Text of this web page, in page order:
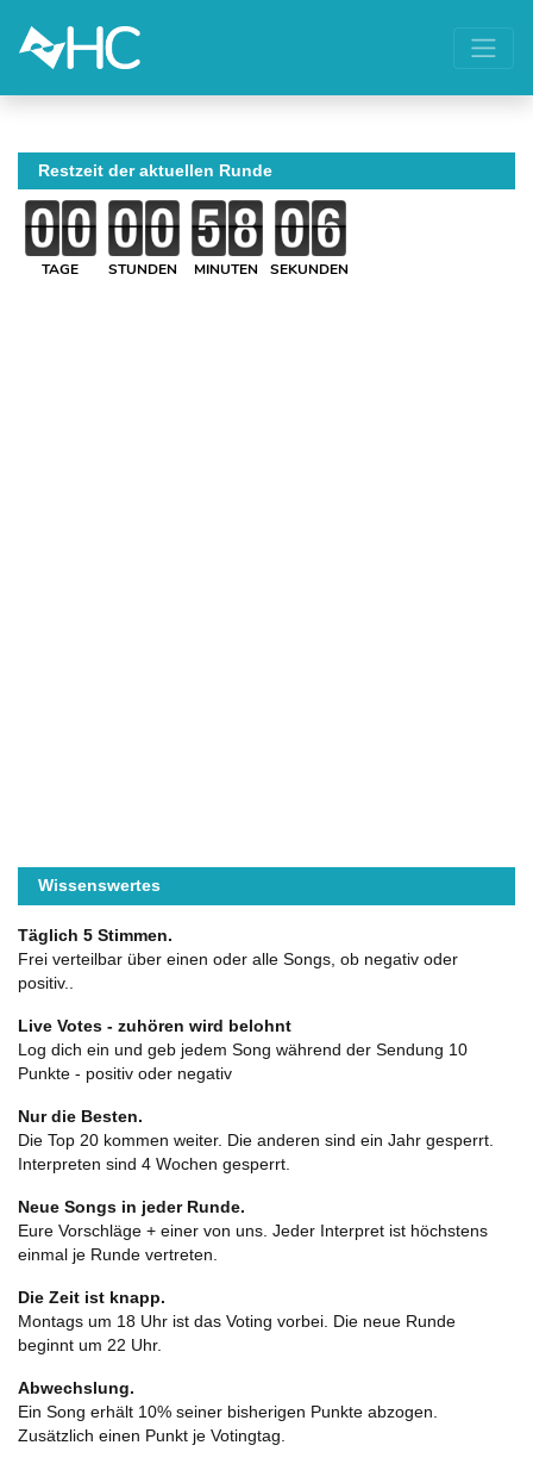
Restzeit der aktuellen Runde
TAGE STUNDEN MINUTEN SEKUNDEN
Wissenswertes
Täglich 5 Stimmen.
Frei verteilbar über einen oder alle Songs, ob negativ oder
positiv..
Live Votes - zuhören wird belohnt
Log dich ein und geb jedem Song während der Sendung 10
Punkte - positiv oder negativ
Nur die Besten.
Die Top 20 kommen weiter. Die anderen sind ein Jahr gesperrt.
Interpreten sind 4 Wochen gesperrt.
Neue Songs in jeder Runde.
Eure Vorschläge + einer von uns. Jeder Interpret ist höchstens
einmal je Runde vertreten.
Die Zeit ist knapp.
Montags um 18 Uhr ist das Voting vorbei. Die neue Runde
beginnt um 22 Uhr.
Abwechslung.
Ein Song erhält 10% seiner bisherigen Punkte abzogen.
Zusätzlich einen Punkt je Votingtag.